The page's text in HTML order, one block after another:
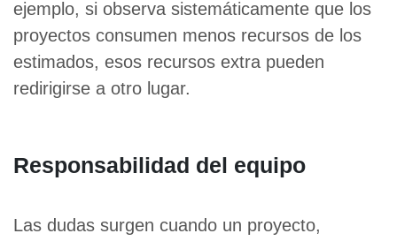
ejemplo, si observa sistemáticamente que los
proyectos consumen menos recursos de los
estimados, esos recursos extra pueden
redirigirse a otro lugar.
Responsabilidad del equipo
Las dudas surgen cuando un proyecto,